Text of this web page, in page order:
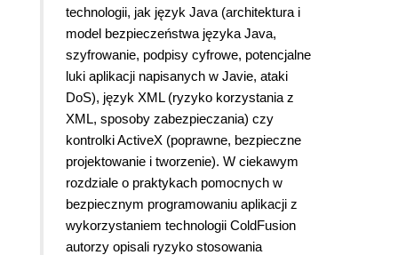
technologii, jak język Java (architektura i
model bezpieczeństwa języka Java,
szyfrowanie, podpisy cyfrowe, potencjalne
luki aplikacji napisanych w Javie, ataki
DoS), język XML (ryzyko korzystania z
XML, sposoby zabezpieczania) czy
kontrolki ActiveX (poprawne, bezpieczne
projektowanie i tworzenie). W ciekawym
rozdziale o praktykach pomocnych w
bezpiecznym programowaniu aplikacji z
wykorzystaniem technologii ColdFusion
autorzy opisali ryzyko stosowania